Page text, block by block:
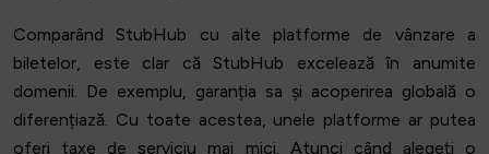
Comparând StubHub cu alte platforme de vânzare a
biletelor, este clar că StubHub excelează în anumite
domenii. De exemplu, garanția sa și acoperirea globală o
diferențiază. Cu toate acestea, unele platforme ar putea
oferi taxe de serviciu mai mici. Atunci când alegeți o